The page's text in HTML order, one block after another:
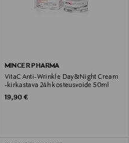
MINCER PHARMA
VitaC Anti-Wrinkle Day&Night Cream
-kirkastava 24h kosteusvoide 50ml
Original Price
19,90 €